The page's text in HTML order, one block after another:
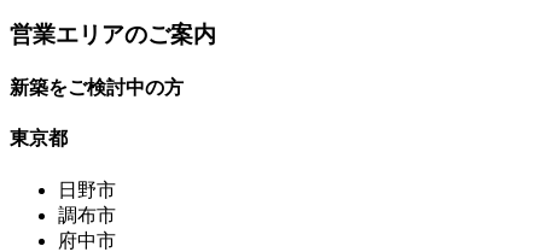
営業エリアのご案内
新築をご検討中の方
東京都
日野市
調布市
府中市